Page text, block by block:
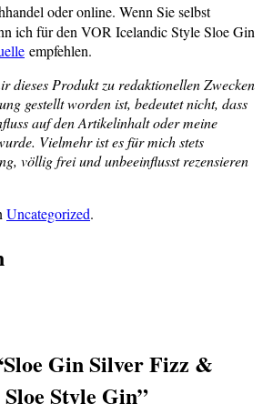
oder online. Wenn Sie selbst
ich für den VOR Icelandic Style Sloe Gin
empfehlen.
dieses Produkt zu redaktionellen Zwecken
gestellt worden ist, bedeutet nicht, dass
auf den Artikelinhalt oder meine
Vielmehr ist es für mich stets
völlig frei und unbeeinflusst rezensieren
Uncategorized.
Sloe Gin Silver Fizz &
Style Gin”